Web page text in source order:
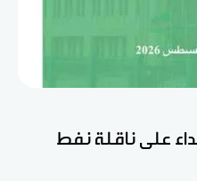
على ناقلة نفط